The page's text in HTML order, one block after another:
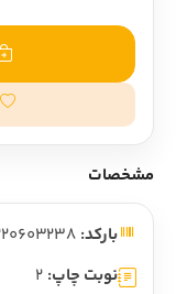
مشخصات
بارکد:
نوبت چاپ: 2